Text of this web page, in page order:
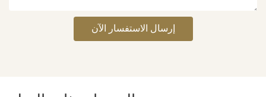
إرسال الاستفسار الآن